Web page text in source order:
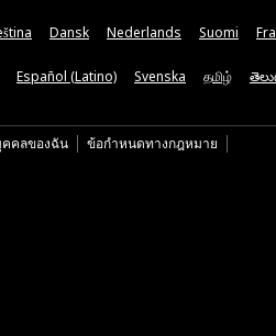
Dansk Nederlands Suomi
Español (Latino) Svenska தமிழ்
คลของฉัน ข้อกำหนดทางกฎหมาย